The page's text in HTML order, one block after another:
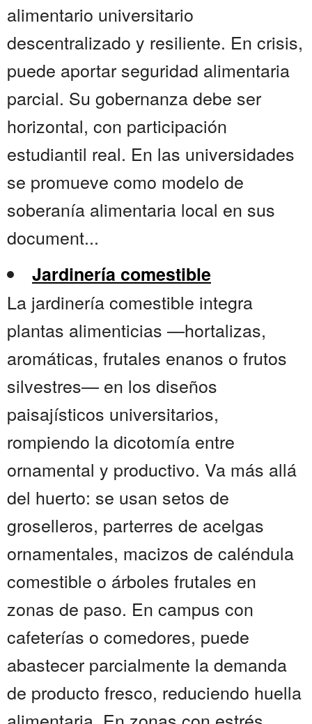
alimentario universitario
descentralizado y resiliente. En crisis,
puede aportar seguridad alimentaria
parcial. Su gobernanza debe ser
horizontal, con participación
estudiantil real. En las universidades
se promueve como modelo de
soberanía alimentaria local en sus
document...
Jardinería comestible
La jardinería comestible integra
plantas alimenticias —hortalizas,
aromáticas, frutales enanos o frutos
silvestres— en los diseños
paisajísticos universitarios,
rompiendo la dicotomía entre
ornamental y productivo. Va más allá
del huerto: se usan setos de
groselleros, parterres de acelgas
ornamentales, macizos de caléndula
comestible o árboles frutales en
zonas de paso. En campus con
cafeterías o comedores, puede
abastecer parcialmente la demanda
de producto fresco, reduciendo huella